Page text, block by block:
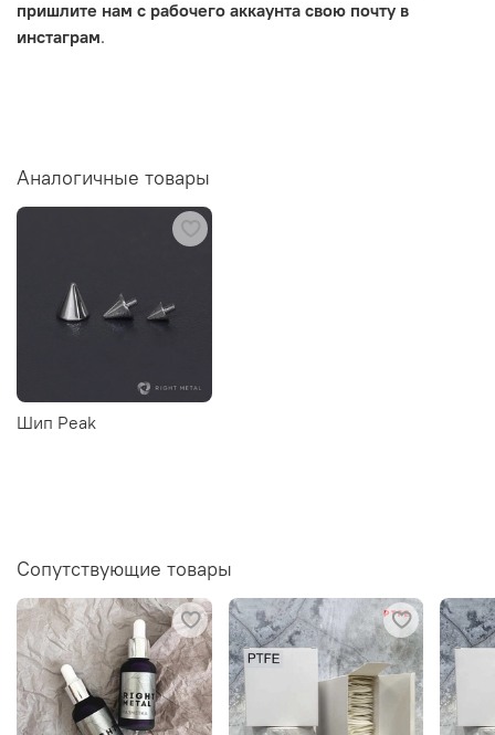
пришлите нам с рабочего аккаунта свою почту в
инстаграм.
Аналогичные товары
Шип Peak
Сопутствующие товары